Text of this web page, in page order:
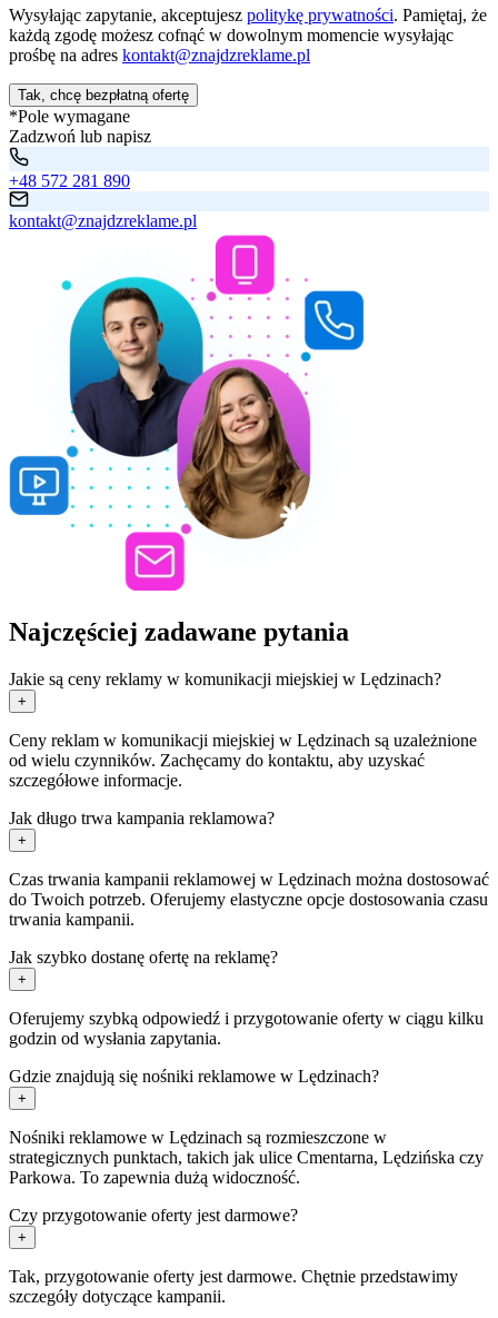
Wysyłając zapytanie, akceptujesz politykę prywatności. Pamiętaj, że
każdą zgodę możesz cofnąć w dowolnym momencie wysyłając
prośbę na adres kontakt@znajdzreklame.pl
Tak, chcę bezpłatną ofertę
*Pole wymagane
Zadzwoń lub napisz
+48 572 281 890
kontakt@znajdzreklame.pl
Najczęściej zadawane pytania
Jakie są ceny reklamy w komunikacji miejskiej w Lędzinach?
+
Ceny reklam w komunikacji miejskiej w Lędzinach są uzależnione
od wielu czynników. Zachęcamy do kontaktu, aby uzyskać
szczegółowe informacje.
Jak długo trwa kampania reklamowa?
+
Czas trwania kampanii reklamowej w Lędzinach można dostosować
do Twoich potrzeb. Oferujemy elastyczne opcje dostosowania czasu
trwania kampanii.
Jak szybko dostanę ofertę na reklamę?
+
Oferujemy szybką odpowiedź i przygotowanie oferty w ciągu kilku
godzin od wysłania zapytania.
Gdzie znajdują się nośniki reklamowe w Lędzinach?
+
Nośniki reklamowe w Lędzinach są rozmieszczone w
strategicznych punktach, takich jak ulice Cmentarna, Lędzińska czy
Parkowa. To zapewnia dużą widoczność.
Czy przygotowanie oferty jest darmowe?
+
Tak, przygotowanie oferty jest darmowe. Chętnie przedstawimy
szczegóły dotyczące kampanii.